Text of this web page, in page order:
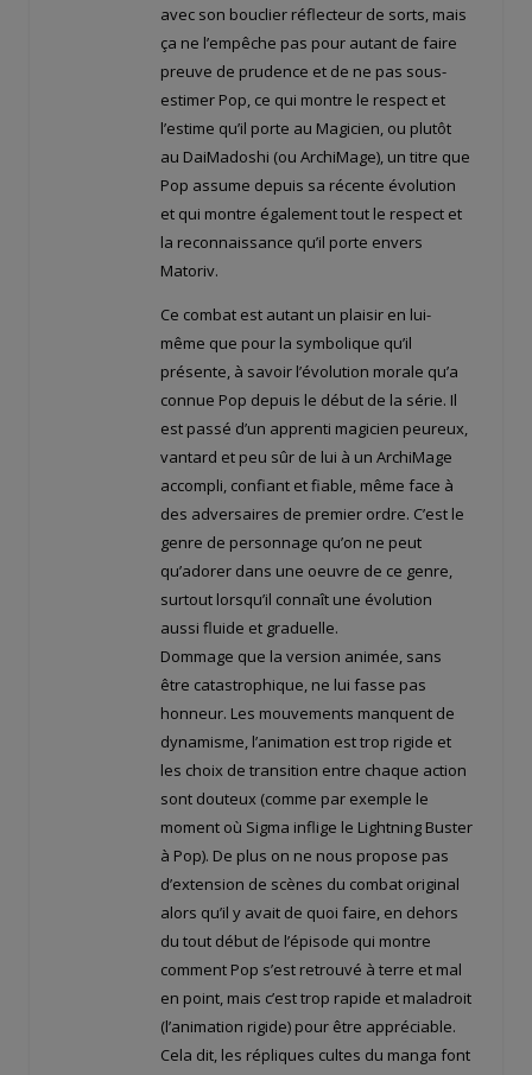
avec son bouclier réflecteur de sorts, mais
ça ne l’empêche pas pour autant de faire
preuve de prudence et de ne pas sous-
estimer Pop, ce qui montre le respect et
l’estime qu’il porte au Magicien, ou plutôt
au DaiMadoshi (ou ArchiMage), un titre que
Pop assume depuis sa récente évolution
et qui montre également tout le respect et
la reconnaissance qu’il porte envers
Matoriv.
Ce combat est autant un plaisir en lui-
même que pour la symbolique qu’il
présente, à savoir l’évolution morale qu’a
connue Pop depuis le début de la série. Il
est passé d’un apprenti magicien peureux,
vantard et peu sûr de lui à un ArchiMage
accompli, confiant et fiable, même face à
des adversaires de premier ordre. C’est le
genre de personnage qu’on ne peut
qu’adorer dans une oeuvre de ce genre,
surtout lorsqu’il connaît une évolution
aussi fluide et graduelle.
Dommage que la version animée, sans
être catastrophique, ne lui fasse pas
honneur. Les mouvements manquent de
dynamisme, l’animation est trop rigide et
les choix de transition entre chaque action
sont douteux (comme par exemple le
moment où Sigma inflige le Lightning Buster
à Pop). De plus on ne nous propose pas
d’extension de scènes du combat original
alors qu’il y avait de quoi faire, en dehors
du tout début de l’épisode qui montre
comment Pop s’est retrouvé à terre et mal
en point, mais c’est trop rapide et maladroit
(l’animation rigide) pour être appréciable.
Cela dit, les répliques cultes du manga font